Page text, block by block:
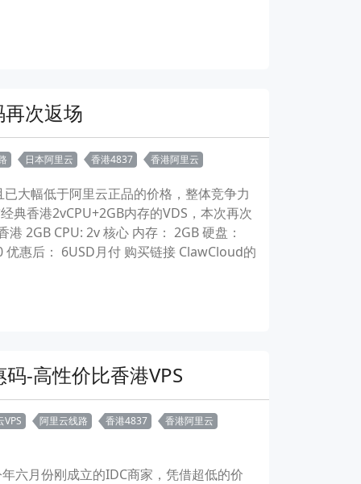
次返场
日本阿里云 香港4837 香港阿里云
大幅低于阿里云正品的价格，整体竞争力
典香港2vCPU+2GB内存的VDS，本次再次
2GB CPU: 2v 核心 内存： 2GB 硬盘：
优惠后： 6USD月付 购买链接 ClawCloud的
-高性价比香港VPS
VPS 阿里云线路 香港4837 香港阿里云
六月份刚成立的IDC商家，凭借超低的价